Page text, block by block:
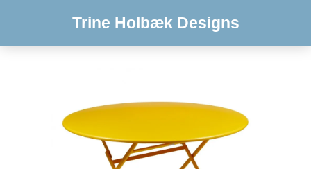
Trine Holbæk Designs